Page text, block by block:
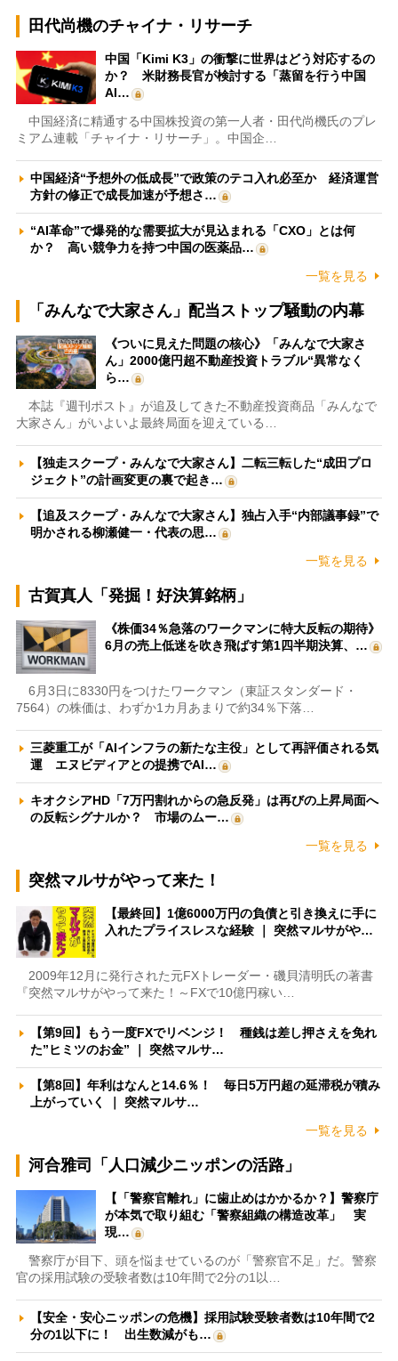
田代尚機のチャイナ・リサーチ
中国「Kimi K3」の衝撃に世界はどう対応するの
か？ 米財務長官が検討する「蒸留を行う中国
AI…
中国経済に精通する中国株投資の第一人者・田代尚機氏のプレ
ミアム連載「チャイナ・リサーチ」。中国企…
中国経済“予想外の低成長”で政策のテコ入れ必至か 経済運営
方針の修正で成長加速が予想さ…
“AI革命”で爆発的な需要拡大が見込まれる「CXO」とは何
か？ 高い競争力を持つ中国の医薬品…
一覧を見る
「みんなで大家さん」配当ストップ騒動の内幕
《ついに見えた問題の核心》「みんなで大家さ
ん」2000億円超不動産投資トラブル“異常なく
ら…
本誌『週刊ポスト』が追及してきた不動産投資商品「みんなで
大家さん」がいよいよ最終局面を迎えている…
【独走スクープ・みんなで大家さん】二転三転した“成田プロ
ジェクト”の計画変更の裏で起き…
【追及スクープ・みんなで大家さん】独占入手“内部議事録”で
明かされる柳瀬健一・代表の思…
一覧を見る
古賀真人「発掘！好決算銘柄」
《株価34％急落のワークマンに特大反転の期待》
6月の売上低迷を吹き飛ばす第1四半期決算、…
6月3日に8330円をつけたワークマン（東証スタンダード・
7564）の株価は、わずか1カ月あまりで約34％下落…
三菱重工が「AIインフラの新たな主役」として再評価される気
運 エヌビディアとの提携でAI…
キオクシアHD「7万円割れからの急反発」は再びの上昇局面へ
の反転シグナルか？ 市場のムー…
一覧を見る
突然マルサがやって来た！
【最終回】1億6000万円の負債と引き換えに手に
入れたプライスレスな経験 ｜ 突然マルサがや…
2009年12月に発行された元FXトレーダー・磯貝清明氏の著書
『突然マルサがやって来た！～FXで10億円稼い…
【第9回】もう一度FXでリベンジ！ 種銭は差し押さえを免れ
た”ヒミツのお金” ｜ 突然マルサ…
【第8回】年利はなんと14.6％！ 毎日5万円超の延滞税が積み
上がっていく ｜ 突然マルサ…
一覧を見る
河合雅司「人口減少ニッポンの活路」
【「警察官離れ」に歯止めはかかるか？】警察庁
が本気で取り組む「警察組織の構造改革」 実
現…
警察庁が目下、頭を悩ませているのが「警察官不足」だ。警察
官の採用試験の受験者数は10年間で2分の1以…
【安全・安心ニッポンの危機】採用試験受験者数は10年間で2
分の1以下に！ 出生数減がも…